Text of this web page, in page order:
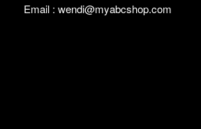
Email : wendi@myabcshop.com